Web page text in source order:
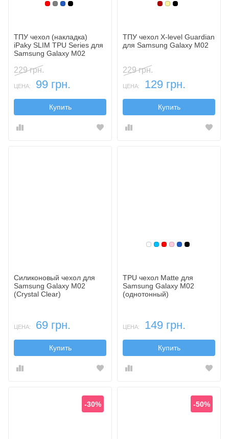
Красный
Серый
Синий, темный
Черный
ТПУ чехол (накладка)
iPaky SLIM TPU Series для
Samsung Galaxy M02
229 грн.
ЦЕНА: 99 грн.
Купить
Бордовый
Золотой
Черный
ТПУ чехол X-level Guardiаn
для Samsung Galaxy M02
229 грн.
ЦЕНА: 129 грн.
Купить
Силиконовый чехол для
Samsung Galaxy M02
(Crystal Clear)
ЦЕНА: 69 грн.
Купить
Белый
Голубой
Красный
Розовый
Синий,
Черный
TPU чехол Matte для
Samsung Galaxy M02
(однотонный)
ЦЕНА: 149 грн.
Купить
-30% -50%